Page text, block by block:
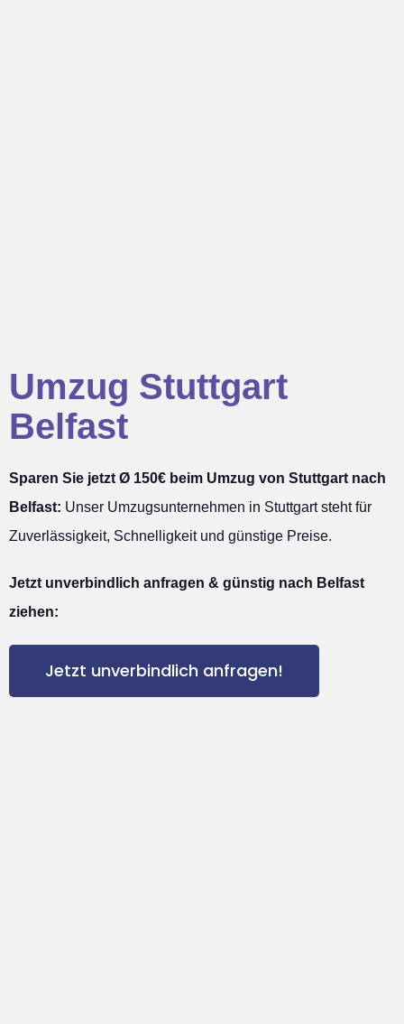
Umzug Stuttgart
Belfast
Sparen Sie jetzt Ø 150€ beim Umzug von Stuttgart nach
Belfast: Unser Umzugsunternehmen in Stuttgart steht für
Zuverlässigkeit, Schnelligkeit und günstige Preise.
Jetzt unverbindlich anfragen & günstig nach Belfast
ziehen:
Jetzt unverbindlich anfragen!